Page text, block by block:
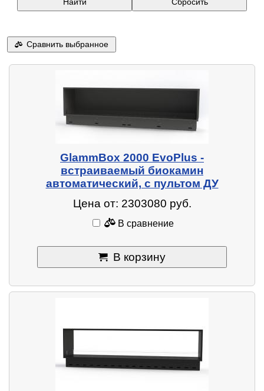
Сравнить выбранное
GlammBox 2000 EvoPlus -
встраиваемый биокамин
автоматический, с пультом ДУ
Цена от: 2303080 руб.
В сравнение
В корзину